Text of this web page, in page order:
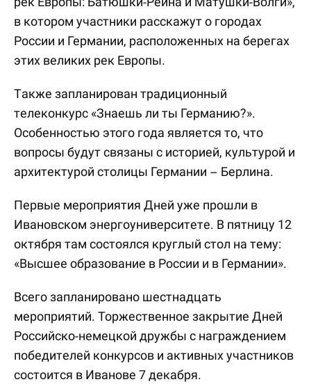
в котором участники расскажут о городах
России и Германии, расположенных на берегах
этих великих рек Европы.
Также запланирован традиционный
телеконкурс «Знаешь ли ты Германию?».
Особенностью этого года является то, что
вопросы будут связаны с историей, культурой и
архитектурой столицы Германии – Берлина.
Первые мероприятия Дней уже прошли в
Ивановском энергоуниверситете. В пятницу 12
октября там состоялся круглый стол на тему:
«Высшее образование в России и в Германии».
Всего запланировано шестнадцать
мероприятий. Торжественное закрытие Дней
Российско-немецкой дружбы с награждением
победителей конкурсов и активных участников
состоится в Иванове 7 декабря.